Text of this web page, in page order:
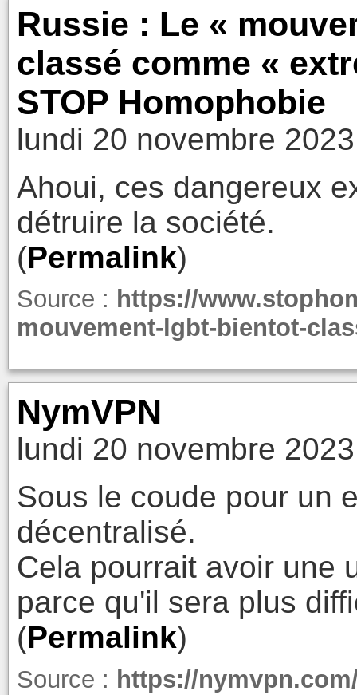
Russie : Le «
classé comme «
STOP Homophobie
lundi 20 novembre
Ahoui, ces dangereux
détruire la société.
(Permalink)
Source : https://
mouvement-lgbt-bientot-
NymVPN
lundi 20 novembre
Sous le coude pour un
décentralisé.
Cela pourrait avoir une
parce qu'il sera plus
(Permalink)
Source : https://